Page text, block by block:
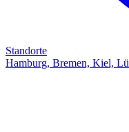
Standorte
Hamburg, Bremen, Kiel,